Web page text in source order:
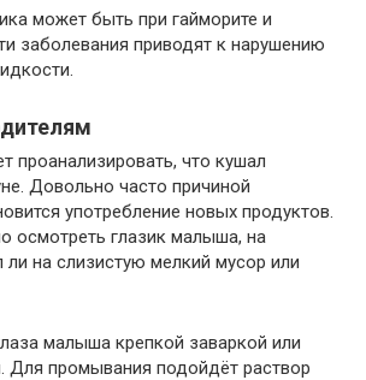
может быть при гайморите и
заболевания приводят к нарушению
проанализировать, что кушал
Довольно часто причиной
употребление новых продуктов.
осмотреть глазик малыша, на
ли на слизистую мелкий мусор или
малыша крепкой заваркой или
Для промывания подойдёт раствор